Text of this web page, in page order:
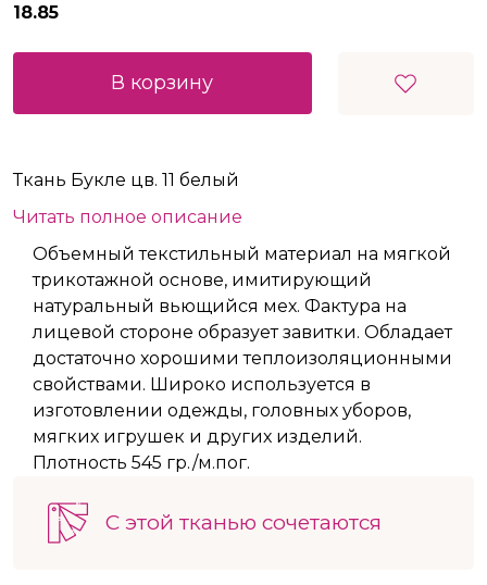
18.85
В корзину
Ткань Букле цв. 11 белый
Читать полное описание
Объемный текстильный материал на мягкой
трикотажной основе, имитирующий
натуральный вьющийся мех. Фактура на
лицевой стороне образует завитки. Обладает
достаточно хорошими теплоизоляционными
свойствами. Широко используется в
изготовлении одежды, головных уборов,
мягких игрушек и других изделий.
Плотность 545 гр./м.пог.
С этой тканью сочетаются